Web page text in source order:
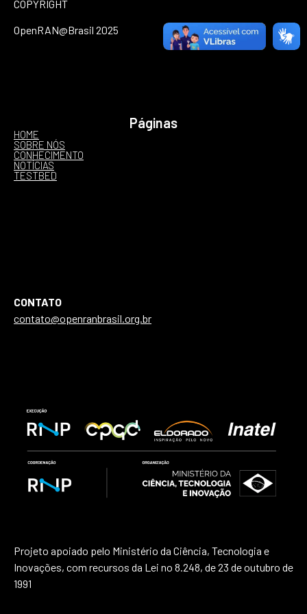
COPYRIGHT
OpenRAN@Brasil 2025
Páginas
HOME
SOBRE NÓS
CONHECIMENTO
NOTÍCIAS
TESTBED
CONTATO
contato@openranbrasil.org.br
Projeto apoiado pelo Ministério da Ciência, Tecnologia e
Inovações, com recursos da Lei no 8.248, de 23 de outubro de
1991